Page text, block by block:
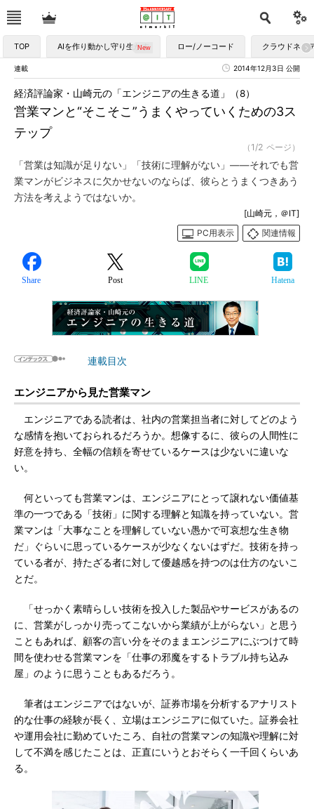
TOP AIを作り動かし守り生かす ロー/ノーコード クラウドネイ
連載 2014年12月3日 公開
営業マンと“そこそこ”うまくやっていくための3ス
テップ
経済評論家・山崎元の「エンジニアの生きる道」（8）
（1/2 ページ）
「営業は知識が足りない」「技術に理解がない」――それでも営
業マンがビジネスに欠かせないのならば、彼らとうまくつきあう
方法を考えようではないか。
[山崎元，＠IT]
PC用表示
関連情報
Share Post LINE Hatena
連載目次
エンジニアから見た営業マン
エンジニアである読者は、社内の営業担当者に対してどのよう
な感情を抱いておられるだろうか。想像するに、彼らの人間性に
好意を持ち、全幅の信頼を寄せているケースは少ないに違いな
い。
何といっても営業マンは、エンジニアにとって譲れない価値基
準の一つである「技術」に関する理解と知識を持っていない。営
業マンは「大事なことを理解していない愚かで可哀想な生き物
だ」ぐらいに思っているケースが少なくないはずだ。技術を持っ
ている者が、持たざる者に対して優越感を持つのは仕方のないこ
とだ。
「せっかく素晴らしい技術を投入した製品やサービスがあるの
に、営業がしっかり売ってこないから業績が上がらない」と思う
こともあれば、顧客の言い分をそのままエンジニアにぶつけて時
間を使わせる営業マンを「仕事の邪魔をするトラブル持ち込み
屋」のように思うこともあるだろう。
筆者はエンジニアではないが、証券市場を分析するアナリスト
的な仕事の経験が長く、立場はエンジニアに似ていた。証券会社
や運用会社に勤めていたころ、自社の営業マンの知識や理解に対
して不満を感じたことは、正直にいうとおそらく一千回くらいあ
る。